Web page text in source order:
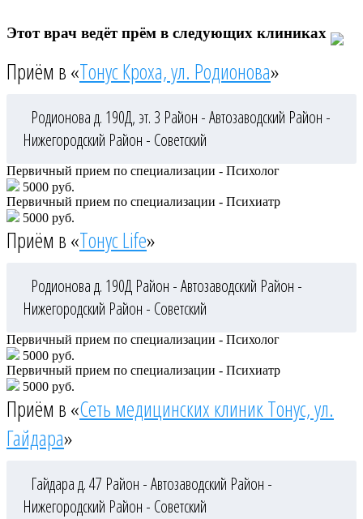
Этот врач ведёт прём в следующих клиниках
Приём в «Тонус Кроха, ул. Родионова»
Родионова д. 190Д, эт. 3 Район - Автозаводский Район -
Нижегородский Район - Советский
Первичный прием по специализации - Психолог
5000 руб.
Первичный прием по специализации - Психиатр
5000 руб.
Приём в «Тонус Life»
Родионова д. 190Д Район - Автозаводский Район -
Нижегородский Район - Советский
Первичный прием по специализации - Психолог
5000 руб.
Первичный прием по специализации - Психиатр
5000 руб.
Приём в «Сеть медицинских клиник Тонус, ул.
Гайдара»
Гайдара д. 47 Район - Автозаводский Район -
Нижегородский Район - Советский